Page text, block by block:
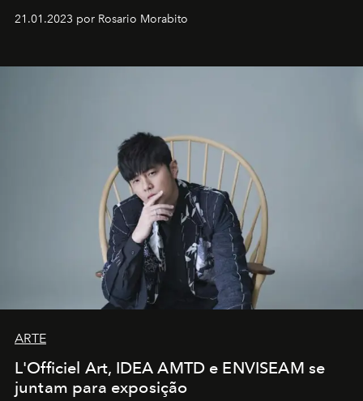
em rápida evolução e redefinindo o conceito de luxo
21.01.2023 por Rosario Morabito
ARTE
L'Officiel Art, IDEA AMTD e ENVISEAM se
juntam para exposição